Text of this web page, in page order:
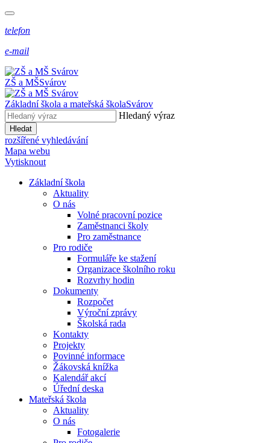
telefon
e-mail
ZŠ a MŠSvárov
Základní škola a mateřská školaSvárov
Hledaný výraz
Hledat
rozšířené vyhledávání
Mapa webu
Vytisknout
Základní škola
Aktuality
O nás
Volné pracovní pozice
Zaměstnanci školy
Pro zaměstnance
Pro rodiče
Formuláře ke stažení
Organizace školního roku
Rozvrhy hodin
Dokumenty
Rozpočet
Výroční zprávy
Školská rada
Kontakty
Projekty
Povinné informace
Žákovská knížka
Kalendář akcí
Úřední deska
Mateřská škola
Aktuality
O nás
Fotogalerie